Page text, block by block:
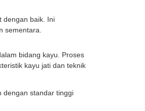
dengan baik. Ini
sementara.
bidang kayu. Proses
kayu jati dan teknik
dengan standar tinggi